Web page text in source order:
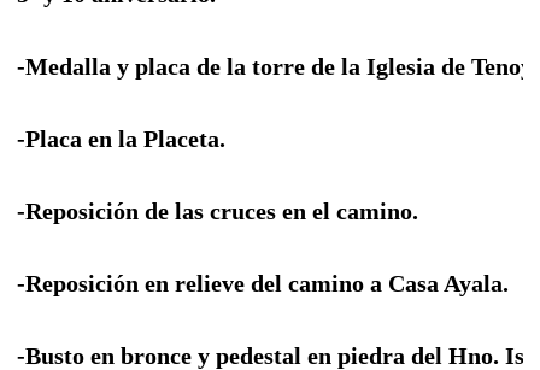
-Medalla y placa de la torre de la Iglesia de
-Placa en la Placeta.
-Reposición de las cruces en el camino.
-Reposición en relieve del camino a Casa Ayala.
-Busto en bronce y pedestal en piedra del Hno.